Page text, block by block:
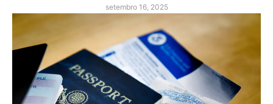
setembro 16, 2025